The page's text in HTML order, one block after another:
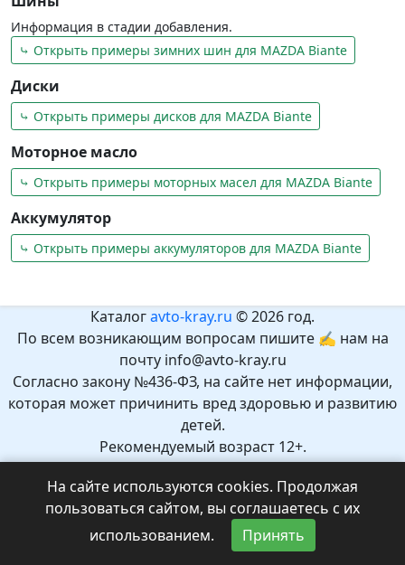
Информация в стадии добавления.
⤷ Открыть примеры зимних шин для MAZDA Biante
Диски
⤷ Открыть примеры дисков для MAZDA Biante
Моторное масло
⤷ Открыть примеры моторных масел для MAZDA Biante
Аккумулятор
⤷ Открыть примеры аккумуляторов для MAZDA Biante
Каталогavto-kray.ru © 2026 год.
По всем возникающим вопросам пишите ✍ нам на
почту info@avto-kray.ru
Согласно закону №436-ФЗ, на сайте нет информации,
которая может причинить вред здоровью и развитию
детей.
Рекомендуемый возраст 12+.
На сайте используются cookies. Продолжая
пользоваться сайтом, вы соглашаетесь с их
использованием.
Принять